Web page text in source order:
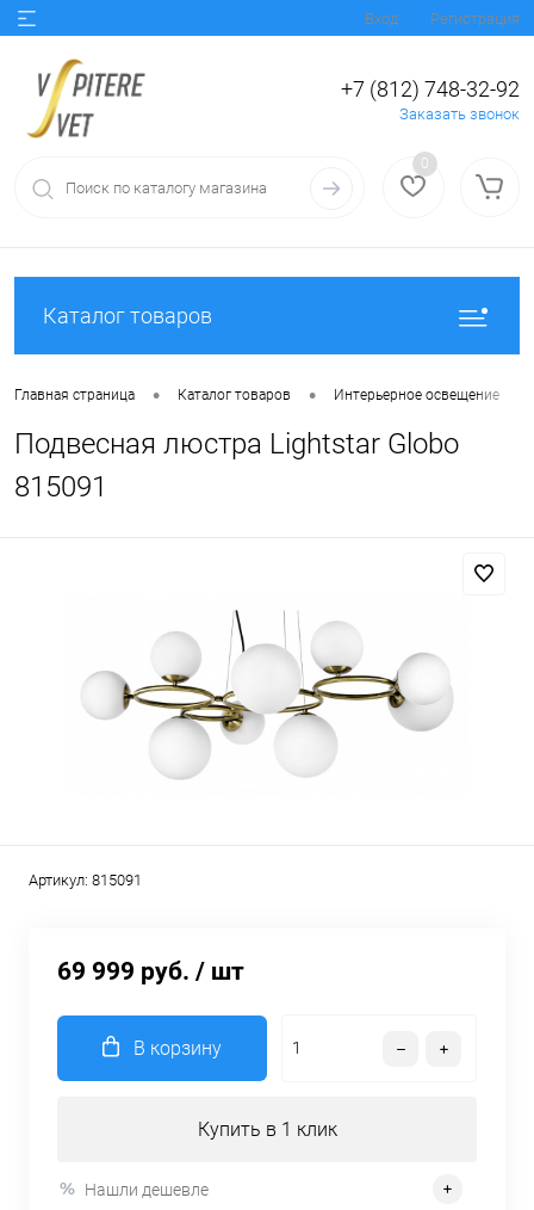
Вход Регистрация
+7 (812) 748-32-92
Заказать звонок
0
Каталог товаров
Главная страница • Каталог товаров • Интерьерное освещение
Подвесная люстра Lightstar Globo
815091
Артикул: 815091
69 999 руб. / шт
В корзину
Купить в 1 клик
Нашли дешевле